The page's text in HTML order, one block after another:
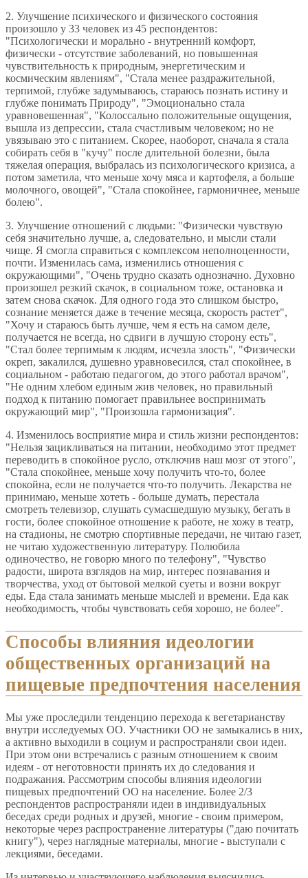
2. Улучшение психического и физического состояния
произошло у 33 человек из 45 респондентов:
"Психологически и морально - внутренний комфорт,
физически - отсутствие заболеваний, но повышенная
чувствительность к природным, энергетическим и
космическим явлениям", "Стала менее раздражительной,
терпимой, глубже задумываюсь, стараюсь познать истину и
глубже понимать Природу", "Эмоционально стала
уравновешенная", "Колоссально положительные ощущения,
вышла из депрессии, стала счастливым человеком; но не
увязываю это с питанием. Скорее, наоборот, сначала я стала
собирать себя в "кучу" после длительной болезни, была
тяжелая операция, выбралась из психологического кризиса, а
потом заметила, что меньше хочу мяса и картофеля, а больше
молочного, овощей", "Стала спокойнее, гармоничнее, меньше
болею".
3. Улучшение отношений с людьми: "Физически чувствую
себя значительно лучше, а, следовательно, и мысли стали
чище. Я смогла справиться с комплексом неполноценности,
почти. Изменилась сама, изменились отношения с
окружающими", "Очень трудно сказать однозначно. Духовно
произошел резкий скачок, в социальном тоже, остановка и
затем снова скачок. Для одного года это слишком быстро,
сознание меняется даже в течение месяца, скорость растет",
"Хочу и стараюсь быть лучше, чем я есть на самом деле,
получается не всегда, но сдвиги в лучшую сторону есть",
"Стал более терпимым к людям, исчезла злость", "Физически
окреп, закалился, душевно уравновесился, стал спокойнее, в
социальном - работаю педагогом, до этого работал врачом",
"Не одним хлебом единым жив человек, но правильный
подход к питанию помогает правильнее воспринимать
окружающий мир", "Произошла гармонизация".
4. Изменилось восприятие мира и стиль жизни респондентов:
"Нельзя зацикливаться на питании, необходимо этот предмет
переводить в спокойное русло, отключив наш мозг от этого",
"Стала спокойнее, меньше хочу получить что-то, более
спокойна, если не получается что-то получить. Лекарства не
принимаю, меньше хотеть - больше думать, перестала
смотреть телевизор, слушать сумасшедшую музыку, бегать в
гости, более спокойное отношение к работе, не хожу в театр,
на стадионы, не смотрю спортивные передачи, не читаю газет,
не читаю художественную литературу. Полюбила
одиночество, не говорю много по телефону", "Чувство
радости, широта взглядов на мир, интерес познавания и
творчества, уход от бытовой мелкой суеты и возни вокруг
еды. Еда стала занимать меньше мыслей и времени. Еда как
необходимость, чтобы чувствовать себя хорошо, не более".
Способы влияния идеологии
общественных организаций на
пищевые предпочтения населения
Мы уже проследили тенденцию перехода к вегетарианству
внутри исследуемых ОО. Участники ОО не замыкались в них,
а активно выходили в социум и распространяли свои идеи.
При этом они встречались с разным отношением к своим
идеям - от неготовности принять их до следования и
подражания. Рассмотрим способы влияния идеологии
пищевых предпочтений ОО на население. Более 2/3
респондентов распространяли идеи в индивидуальных
беседах среди родных и друзей, многие - своим примером,
некоторые через распространение литературы ("даю почитать
книгу"), через наглядные материалы, многие - выступали с
лекциями, беседами.